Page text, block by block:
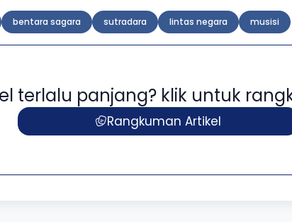
bentara sagara sutradara lintas negara musisi
terlalu panjang? klik untuk
Rangkuman Artikel